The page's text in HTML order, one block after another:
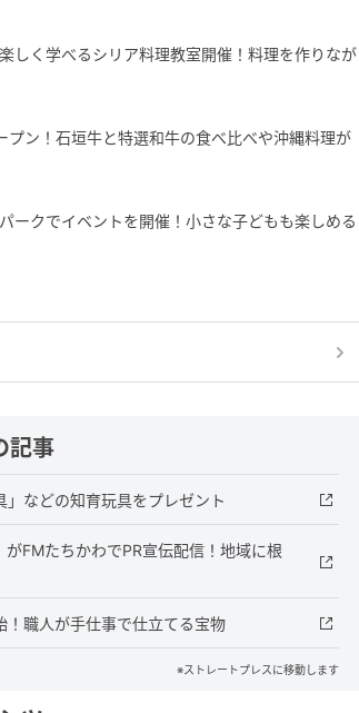
しく学べるシリア料理教室開催！料理を作りなが
プン！石垣牛と特選和牛の食べ比べや沖縄料理が
ークでイベントを開催！小さな子どもも楽しめる
記事
などの知育玩具をプレゼント
FMたちかわでPR宣伝配信！地域に根
職人が手仕事で仕立てる宝物
※ストレートプレスに移動します